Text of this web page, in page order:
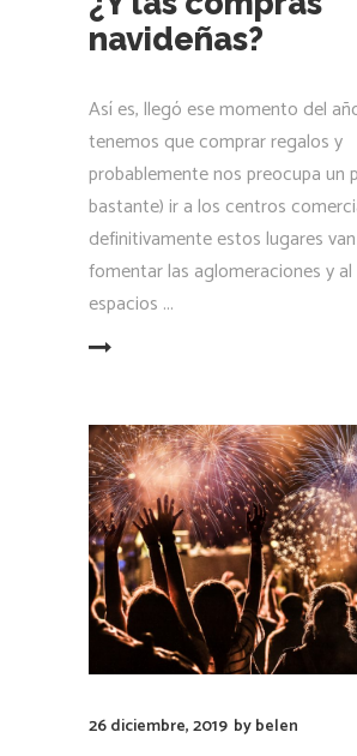
navideñas?
Así es, llegó ese momento del
tenemos que comprar regalos y
probablemente nos preocupa un
bastante) ir a los centros
definitivamente estos lugares
fomentar las aglomeraciones y
espacios
26 diciembre, 2019 bybelen